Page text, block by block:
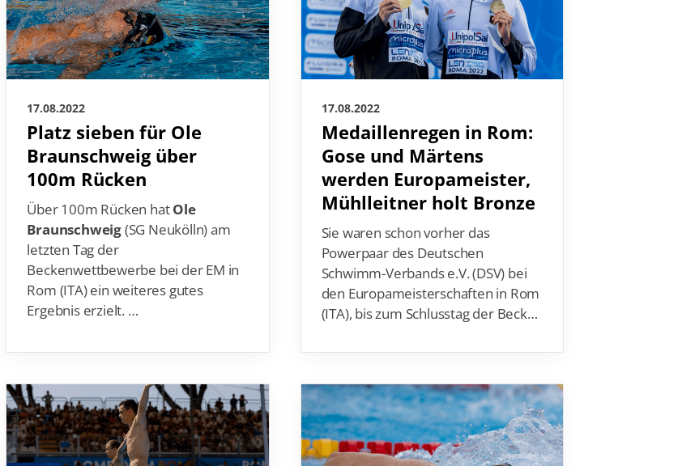
17.08.2022
Platz sieben für Ole
Braunschweig über
100m Rücken
Über 100m Rücken hatOle
Braunschweig(SG Neukölln) am
letzten Tag der
Beckenwettbewerbe bei der EM in
Rom (ITA) ein weiteres gutes
Ergebnis erzielt. …
17.08.2022
Medaillenregen in Rom:
Gose und Märtens
werden Europameister,
Mühlleitner holt Bronze
Sie waren schon vorher das
Powerpaar des Deutschen
Schwimm-Verbands e.V. (DSV) bei
den Europameisterschaften in Rom
(ITA), bis zum Schlusstag der Beck…